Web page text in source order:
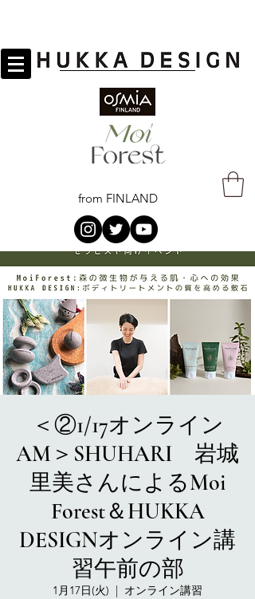
from FINLAND
＜②1/17オンライン
AM＞SHUHARI 岩城
里美さんによるMoi
Forest＆HUKKA
DESIGNオンライン講
習午前の部
1月17日(火)
  |
オンライン講習